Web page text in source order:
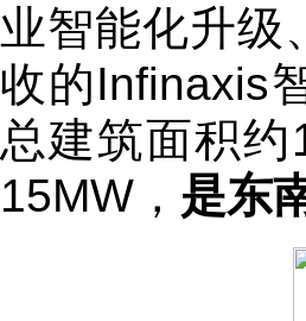
业智能化升级
收的Infinaxis
总建筑面积
15MW， 是东